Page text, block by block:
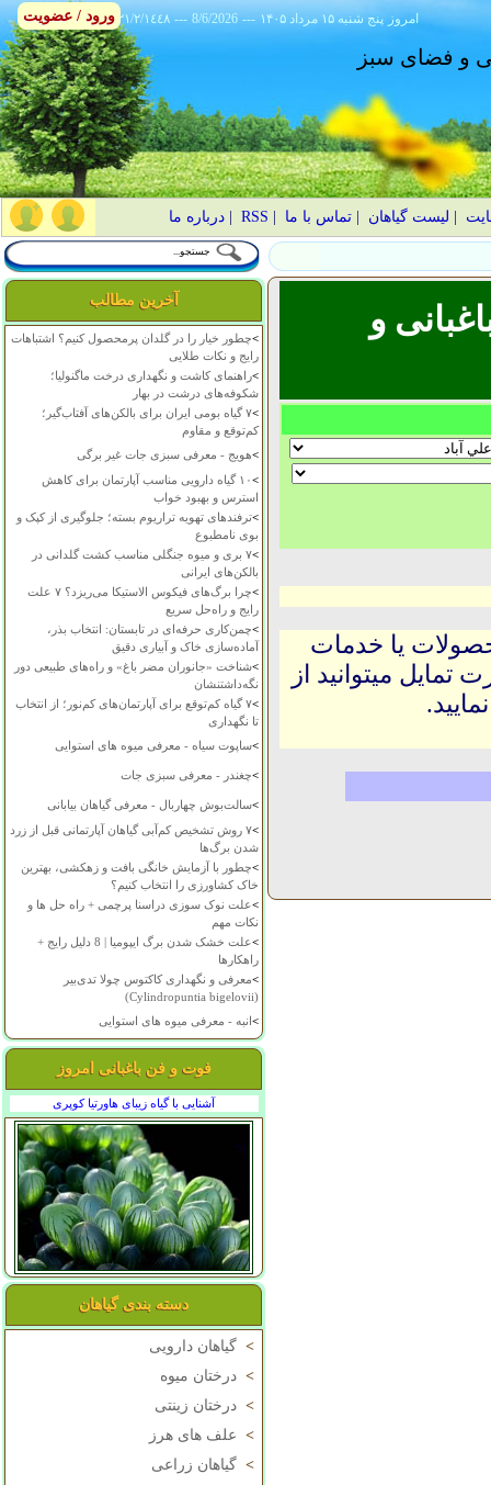
٢١/٢/١٤٤٨ --- 8/6/2026 --- ۱۴۰۵ پنج شنبه ۱۵ مرداد امروز
و فضای سبز
لیست گیاهان |تماس با ما RSS
|درباره ما
آخرین مطالب
>چطور خیار را در گلدان پرمحصول کنیم؟ اشتباهات
رایج و نکات طلایی
>راهنمای کاشت و نگهداری درخت ماگنولیا؛
شکوفه‌های درشت در بهار
>
۷ گیاه بومی ایران برای بالکن‌های آفتاب‌گیر؛
کم‌توقع و مقاوم
>هویج - معرفی سبزی جات غیر برگی
>
۱۰ گیاه دارویی مناسب آپارتمان برای کاهش
استرس و بهبود خواب
>ترفندهای تهویه تراریوم بسته؛ جلوگیری از کپک و
بوی نامطبوع
>
۷ بری و میوه جنگلی مناسب کشت گلدانی در
بالکن‌های ایرانی
>
چرا برگ‌های فیکوس الاستیکا می‌ریزد؟ ۷ علت
رایج و راه‌حل سریع
>چمن‌کاری حرفه‌ای در تابستان: انتخاب بذر،
آماده‌سازی خاک و آبیاری دقیق
>شناخت «جانوران مضر باغ» و راه‌های طبیعی دور
نگه‌داشتنشان
>
۷ گیاه کم‌توقع برای آپارتمان‌های کم‌نور؛ از انتخاب
تا نگهداری
>ساپوت سیاه - معرفی میوه های استوایی
>چغندر - معرفی سبزی جات
>سالت‌بوش چهاربال - معرفی گیاهان بیابانی
>
۷ روش تشخیص کم‌آبی گیاهان آپارتمانی قبل از زرد
شدن برگ‌ها
>چطور با آزمایش خانگی بافت و زهکشی، بهترین
خاک کشاورزی را انتخاب کنیم؟
>علت نوک سوزی دراسنا پرچمی + راه حل ها و
نکات مهم
>
علت خشک شدن برگ ایپومیا | 8 دلیل رایج +
راهکارها
>معرفی و نگهداری کاکتوس چولا تدی‌بیر
(Cylindropuntia bigelovii)
>انبه - معرفی میوه های استوایی
فوت و فن باغبانی امروز
آشنایی با گیاه زیبای هاورتیا کوپری
دسته بندی گیاهان
> گیاهان دارویی
> درختان میوه
> درختان زینتی
> علف های هرز
> گیاهان زراعی
و
یا خدمات
میتوانید از
ورود / عضویت